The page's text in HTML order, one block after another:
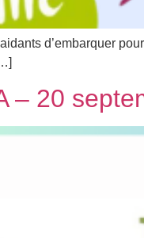
d’embarquer
– 20